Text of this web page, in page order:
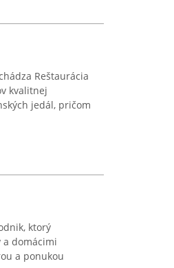
Reštaurácia
kvalitnej
jedál, pričom
ktorý
domácimi
a ponukou